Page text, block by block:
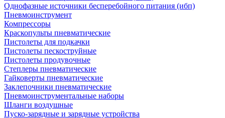
Однофазные источники бесперебойного питания (ибп)
Пневмоинструмент
Компрессоры
Краскопульты пневматические
Пистолеты для подкачки
Пистолеты пескоструйные
Пистолеты продувочные
Степлеры пневматические
Гайковерты пневматические
Заклепочники пневматические
Пневмоинструментальные наборы
Шланги воздушные
Пуско-зарядные и зарядные устройства